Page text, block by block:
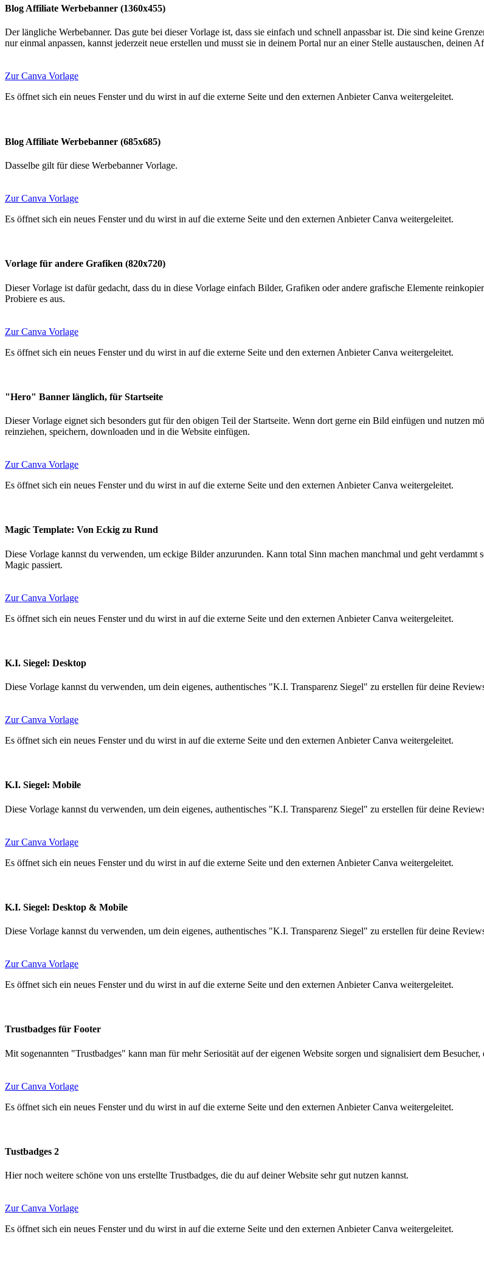
Blog Affiliate Werbebanner (1360x455)
Der längliche Werbebanner. Das gute bei dieser Vorlage ist, dass sie einfach und schnell anpassbar ist. Die sind keine
nur einmal anpassen, kannst jederzeit neue erstellen und musst sie in deinem Portal nur an einer Stelle austauschen, deinen
Zur Canva Vorlage
Es öffnet sich ein neues Fenster und du wirst in auf die externe Seite und den externen Anbieter Canva weitergeleitet.
Blog Affiliate Werbebanner (685x685)
Dasselbe gilt für diese Werbebanner Vorlage.
Zur Canva Vorlage
Es öffnet sich ein neues Fenster und du wirst in auf die externe Seite und den externen Anbieter Canva weitergeleitet.
Vorlage für andere Grafiken (820x720)
Dieser Vorlage ist dafür gedacht, dass du in diese Vorlage einfach Bilder, Grafiken oder andere grafische Elemente
Probiere es aus.
Zur Canva Vorlage
Es öffnet sich ein neues Fenster und du wirst in auf die externe Seite und den externen Anbieter Canva weitergeleitet.
"Hero" Banner länglich, für Startseite
Dieser Vorlage eignet sich besonders gut für den obigen Teil der Startseite. Wenn dort gerne ein Bild einfügen und nutzen
reinziehen, speichern, downloaden und in die Website einfügen.
Zur Canva Vorlage
Es öffnet sich ein neues Fenster und du wirst in auf die externe Seite und den externen Anbieter Canva weitergeleitet.
Magic Template: Von Eckig zu Rund
Diese Vorlage kannst du verwenden, um eckige Bilder anzurunden. Kann total Sinn machen manchmal und geht
Magic passiert.
Zur Canva Vorlage
Es öffnet sich ein neues Fenster und du wirst in auf die externe Seite und den externen Anbieter Canva weitergeleitet.
K.I. Siegel: Desktop
Diese Vorlage kannst du verwenden, um dein eigenes, authentisches "K.I. Transparenz Siegel" zu erstellen für deine
Zur Canva Vorlage
Es öffnet sich ein neues Fenster und du wirst in auf die externe Seite und den externen Anbieter Canva weitergeleitet.
K.I. Siegel: Mobile
Diese Vorlage kannst du verwenden, um dein eigenes, authentisches "K.I. Transparenz Siegel" zu erstellen für deine
Zur Canva Vorlage
Es öffnet sich ein neues Fenster und du wirst in auf die externe Seite und den externen Anbieter Canva weitergeleitet.
K.I. Siegel: Desktop & Mobile
Diese Vorlage kannst du verwenden, um dein eigenes, authentisches "K.I. Transparenz Siegel" zu erstellen für deine
Zur Canva Vorlage
Es öffnet sich ein neues Fenster und du wirst in auf die externe Seite und den externen Anbieter Canva weitergeleitet.
Trustbadges für Footer
Mit sogenannten "Trustbadges" kann man für mehr Seriosität auf der eigenen Website sorgen und signalisiert dem
Zur Canva Vorlage
Es öffnet sich ein neues Fenster und du wirst in auf die externe Seite und den externen Anbieter Canva weitergeleitet.
Tustbadges 2
Hier noch weitere schöne von uns erstellte Trustbadges, die du auf deiner Website sehr gut nutzen kannst.
Zur Canva Vorlage
Es öffnet sich ein neues Fenster und du wirst in auf die externe Seite und den externen Anbieter Canva weitergeleitet.